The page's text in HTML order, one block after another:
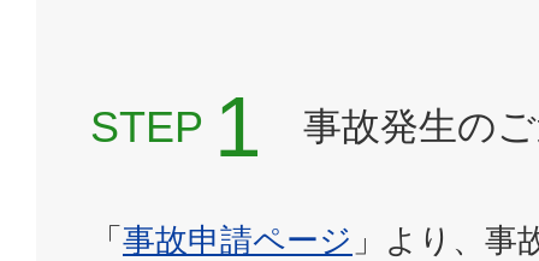
STEP 事故発生の
「 事故申請ページ 」より、事